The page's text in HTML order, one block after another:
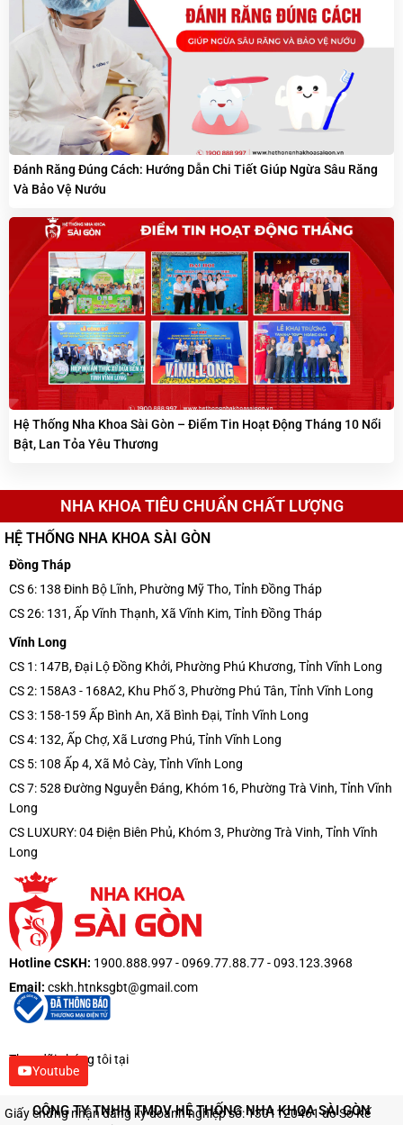
Đánh Răng Đúng Cách: Hướng Dẫn Chi Tiết Giúp Ngừa Sâu Răng
Và Bảo Vệ Nướu
Hệ Thống Nha Khoa Sài Gòn – Điểm Tin Hoạt Động Tháng 10 Nổi
Bật, Lan Tỏa Yêu Thương
NHA KHOA TIÊU CHUẨN CHẤT LƯỢNG
HỆ THỐNG NHA KHOA SÀI GÒN
Đồng Tháp
CS 6: 138 Đinh Bộ Lĩnh, Phường Mỹ Tho, Tỉnh Đồng Tháp
CS 26: 131, Ấp Vĩnh Thạnh, Xã Vĩnh Kim, Tỉnh Đồng Tháp
Vĩnh Long
CS 1: 147B, Đại Lộ Đồng Khởi, Phường Phú Khương, Tỉnh Vĩnh Long
CS 2: 158A3 - 168A2, Khu Phố 3, Phường Phú Tân, Tỉnh Vĩnh Long
CS 3: 158-159 Ấp Bình An, Xã Bình Đại, Tỉnh Vĩnh Long
CS 4: 132, Ấp Chợ, Xã Lương Phú, Tỉnh Vĩnh Long
CS 5: 108 Ấp 4, Xã Mỏ Cày, Tỉnh Vĩnh Long
CS 7: 528 Đường Nguyễn Đáng, Khóm 16, Phường Trà Vinh, Tỉnh Vĩnh
Long
CS LUXURY: 04 Điện Biên Phủ, Khóm 3, Phường Trà Vinh, Tỉnh Vĩnh
Long
Hotline CSKH: 1900.888.997 - 0969.77.88.77 - 093.123.3968
Email: cskh.htnksgbt@gmail.com
Theo dõi chúng tôi tại
Youtube
CÔNG TY TNHH TMDV HỆ THỐNG NHA KHOA SÀI GÒN
Giấy chứng nhận đăng ký doanh nghiệp số: 1301120461 do Sở Kế